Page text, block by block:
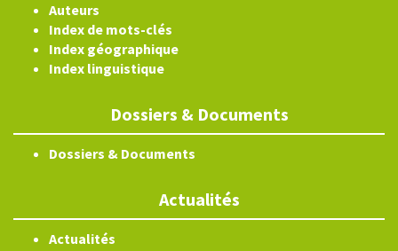
Auteurs
Index de mots-clés
Index géographique
Index linguistique
Dossiers & Documents
Dossiers & Documents
Actualités
Actualités